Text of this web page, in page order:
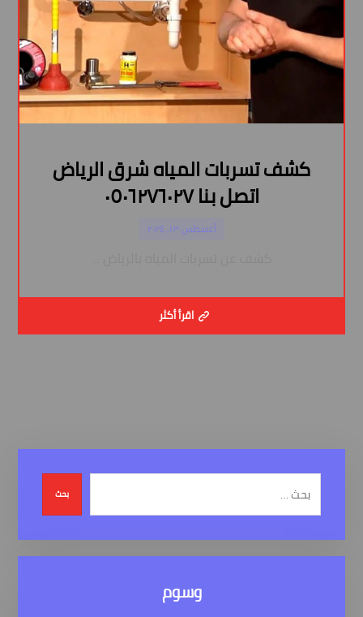
كشف تسربات المياه شرق الرياض
اتصل بنا ٠٥٠٦٢٧٦٠٢٧
أغسطس ١٣, ٢٠٢٤
اقرأ أكثر
بحث
وسوم